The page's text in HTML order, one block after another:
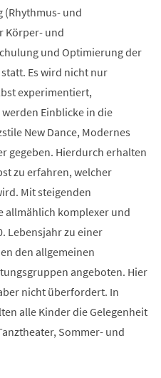
(Rhythmus- und
Körper- und
und Optimierung der
Es wird nicht nur
experimentiert,
Einblicke in die
New Dance, Modernes
gegeben. Hierdurch erhalten
zu erfahren, welcher
Mit steigenden
allmählich komplexer und
Lebensjahr zu einer
den allgemeinen
angeboten. Hier
nicht überfordert. In
alle Kinder die Gelegenheit
Sommer- und